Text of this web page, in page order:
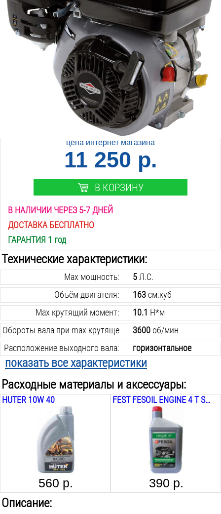
цена интернет магазина
11 250 р.
В КОРЗИНУ
В НАЛИЧИИ ЧЕРЕЗ 5-7 ДНЕЙ
ДОСТАВКА БЕСПЛАТНО
ГАРАНТИЯ 1 год
Технические характеристики:
Max мощность: 5Л.С.
Объём двигателя:
163см.куб
Max крутящий момент:
10.1 Н*м
Обороты вала при max крутящем моменте:
3600об/мин
Расположение выходного вала:
горизонтальное
Диаметр выходного вала:
20мм
Ход поршня:
45мм
Диаметр цилиндра:
68мм
Ёмкость топливного бака:
Ёмкость картера:
Л
Система зажигания:
ручной
Количество цилиндров:
1шт.
Комплектуется редуктором:
показать все характеристики
Расходные материалы и аксессуары:
HUTER 10W 40
560 р.
FEST FESOIL ENGINE 4 T SAE 10W 40 API SJ/CF, 946МЛ
390 р.
Описание: